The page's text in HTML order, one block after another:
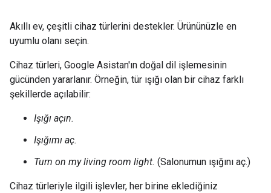
Akıllı ev, çeşitli cihaz türlerini destekler. Ürününüzle en
uyumlu olanı seçin.
Cihaz türleri, Google Asistan'ın doğal dil işlemesinin
gücünden yararlanır. Örneğin, tür ışığı olan bir cihaz farklı
şekillerde açılabilir:
Işığı açın.
Işığımı aç.
Turn on my living room light. (Salonumun ışığını aç.)
Cihaz türleriyle ilgili işlevler, her birine eklediğiniz